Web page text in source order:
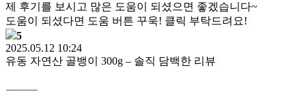
제 후기를 보시고 많은 도움이 되셨으면 좋겠습니다~
도움이 되셨다면 도움 버튼 꾸욱! 클릭 부탁드려요!
5
2025.05.12 10:24
유동 자연산 골뱅이 300g – 솔직 담백한 리뷰
⸻